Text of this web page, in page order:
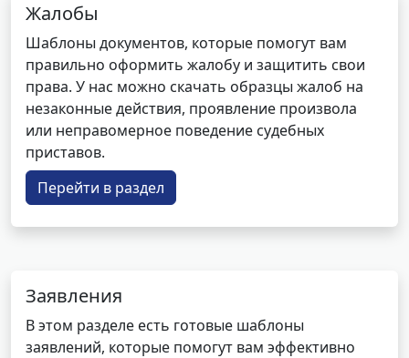
Жалобы
Шаблоны документов, которые помогут вам
правильно оформить жалобу и защитить свои
права. У нас можно скачать образцы жалоб на
незаконные действия, проявление произвола
или неправомерное поведение судебных
приставов.
Перейти в раздел
Заявления
В этом разделе есть готовые шаблоны
заявлений, которые помогут вам эффективно